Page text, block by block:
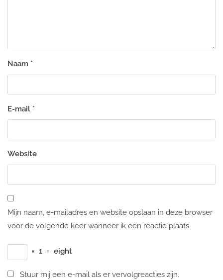
Naam *
E-mail *
Website
Mijn naam, e-mailadres en website opslaan in deze browser
voor de volgende keer wanneer ik een reactie plaats.
× 1 = eight
Stuur mij een e-mail als er vervolgreacties zijn.